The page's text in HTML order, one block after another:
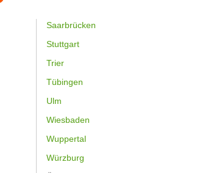
Saarbrücken
Stuttgart
Trier
Tübingen
Ulm
Wiesbaden
Wuppertal
Würzburg